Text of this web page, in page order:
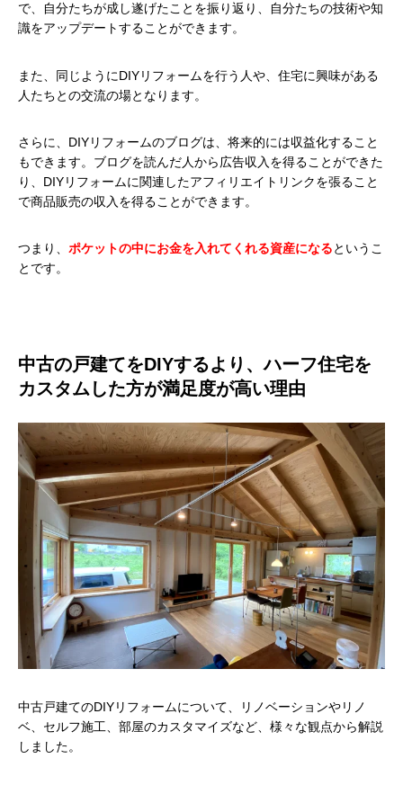
で、自分たちが成し遂げたことを振り返り、自分たちの技術や知
識をアップデートすることができます。
また、同じようにDIYリフォームを行う人や、住宅に興味がある
人たちとの交流の場となります。
さらに、DIYリフォームのブログは、将来的には収益化すること
もできます。ブログを読んだ人から広告収入を得ることができた
り、DIYリフォームに関連したアフィリエイトリンクを張ること
で商品販売の収入を得ることができます。
つまり、 ポケットの中にお金を入れてくれる資産になるというこ
とです。
中古の戸建てをDIYするより、ハーフ住宅を
カスタムした方が満足度が高い理由
中古戸建てのDIYリフォームについて、リノベーションやリノ
ベ、セルフ施工、部屋のカスタマイズなど、様々な観点から解説
しました。